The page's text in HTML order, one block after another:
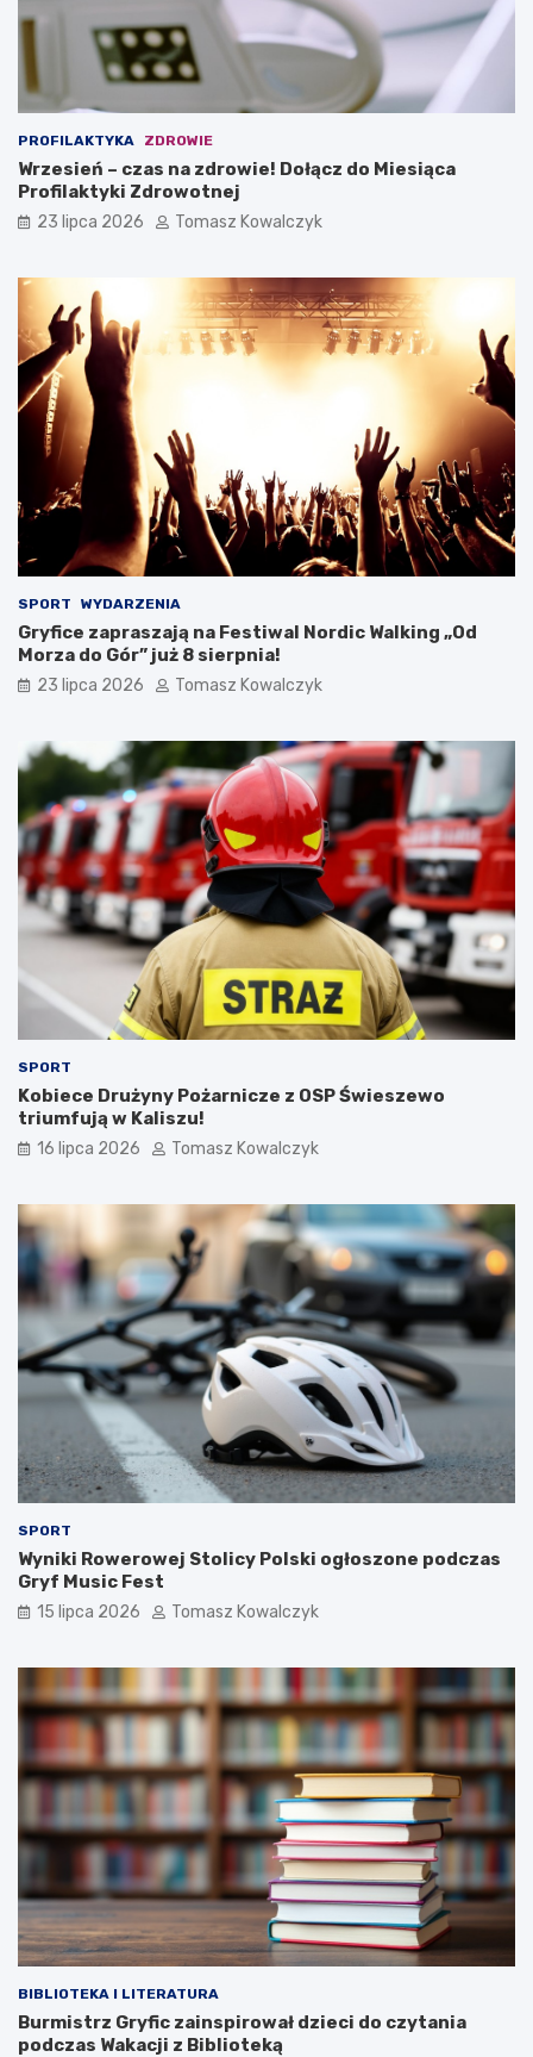
PROFILAKTYKA ZDROWIE
Wrzesień – czas na zdrowie! Dołącz do Miesiąca
Profilaktyki Zdrowotnej
23 lipca 2026 Tomasz Kowalczyk
SPORT WYDARZENIA
Gryfice zapraszają na Festiwal Nordic Walking „Od
Morza do Gór” już 8 sierpnia!
23 lipca 2026 Tomasz Kowalczyk
SPORT
Kobiece Drużyny Pożarnicze z OSP Świeszewo
triumfują w Kaliszu!
16 lipca 2026 Tomasz Kowalczyk
SPORT
Wyniki Rowerowej Stolicy Polski ogłoszone podczas
Gryf Music Fest
15 lipca 2026 Tomasz Kowalczyk
BIBLIOTEKA I LITERATURA
Burmistrz Gryfic zainspirował dzieci do czytania
podczas Wakacji z Biblioteką